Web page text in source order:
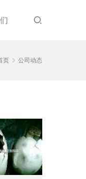
页 公司动态